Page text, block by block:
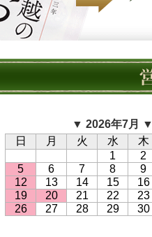
▼ 2026年7月 ▼
日
月 火 水 木
1
2
5
6 7 8 9
12
13 14 15 16
19
20 21 22 23
26
27 28 29 30